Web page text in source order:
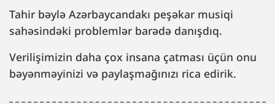
Tahir bəylə Azərbaycandakı peşəkar musiqi
sahəsindəki problemlər barədə danışdıq.
Verilişimizin daha çox insana çatması üçün onu
bəyənməyinizi və paylaşmağınızı rica edirik.